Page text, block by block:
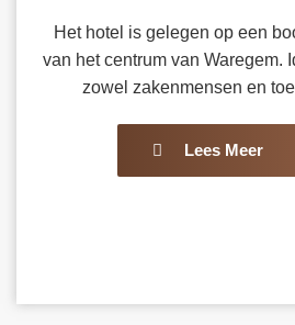
Het hotel is gelegen op een
van het centrum van Waregem.
zowel zakenmensen en
Lees Meer